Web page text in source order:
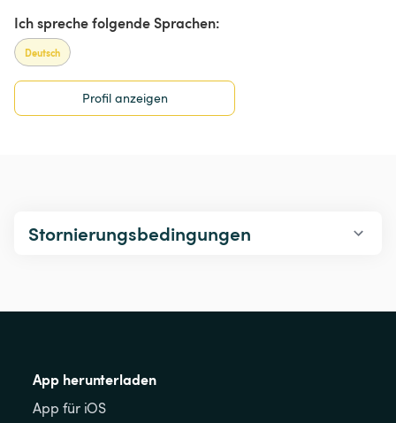
Ich spreche folgende Sprachen:
Deutsch
Profil anzeigen
Stornierungsbedingungen
App herunterladen
App für iOS